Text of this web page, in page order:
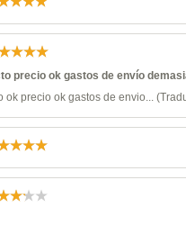
precio ok gastos de envío
ok precio ok gastos de envio...